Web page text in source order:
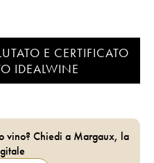
E CERTIFICATO
IDEALWINE
vino? Chiedi a Margaux, la